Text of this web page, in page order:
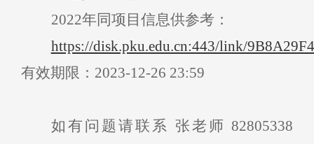
2022年同项目 信息供参考 ：
https://disk.pku.edu.cn:443/link/
有效期限： 2023-12-26 23:59
如有问题请联系 张老师 82805338